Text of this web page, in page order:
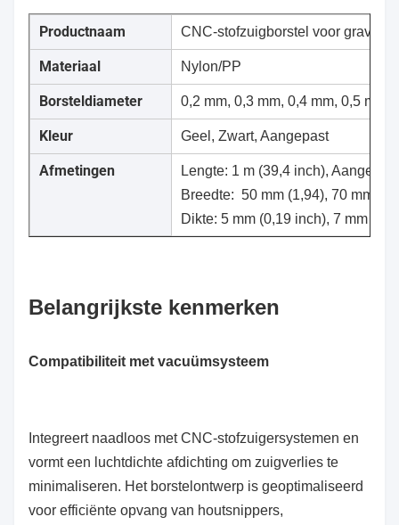
Productnaam CNC-stofzuigborstel voor
Materiaal Nylon/PP
Borsteldiameter 0,2 mm, 0,3 mm, 0,4 mm, 0,5 mm,
Kleur Geel, Zwart, Aangepast
Afmetingen Lengte: 1 m (39,4 inch), Aangepast
Breedte: 50 mm (1,94), 70 mm
Dikte: 5 mm (0,19 inch), 7 mm
Belangrijkste kenmerken
Compatibiliteit met vacuümsysteem
Integreert naadloos met CNC-stofzuigersystemen en
vormt een luchtdichte afdichting om zuigverlies te
minimaliseren. Het borstelontwerp is geoptimaliseerd
voor efficiënte opvang van houtsnippers,